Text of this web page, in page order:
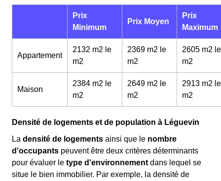
Prix
Minimum
Prix Moyen
Prix
Maximum
Appartement
2132 m2 le
m2
2369 m2 le
m2
2605 m2 le
m2
Maison
2384 m2 le
m2
2649 m2 le
m2
2913 m2 le
m2
Densité de logements et de population à Léguevin
La densité de logements ainsi que le nombre
d'occupants peuvent être deux critères déterminants
pour évaluer le type d'environnement dans lequel se
situe le bien immobilier. Par exemple, la densité de